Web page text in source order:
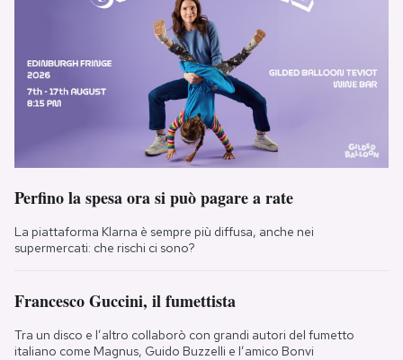
Perfino la spesa ora si può pagare a rate
La piattaforma Klarna è sempre più diffusa, anche nei
supermercati: che rischi ci sono?
Francesco Guccini, il fumettista
Tra un disco e l’altro collaborò con grandi autori del fumetto
italiano come Magnus, Guido Buzzelli e l’amico Bonvi